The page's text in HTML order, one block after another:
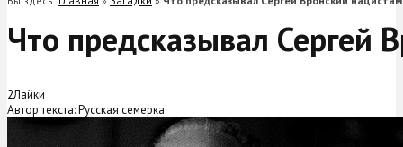
Что предсказывал Сергей
2Лайки
Автор текста: Русская семерка